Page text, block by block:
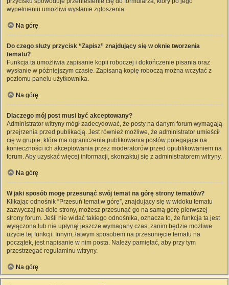
wypełnieniu umożliwi wysłanie zgłoszenia.
Na górę
Do czego służy przycisk “Zapisz” znajdujący się w oknie tworzenia
tematu?
Funkcja ta umożliwia zapisanie kopii roboczej i dokończenie pisania oraz
wysłanie w późniejszym czasie. Zapisaną kopię roboczą można wczytać z
poziomu panelu użytkownika.
Na górę
Dlaczego mój post musi być akceptowany?
Administrator witryny mógł zadecydować, że posty na danym forum wymagają
przejrzenia przed publikacją. Jest również możliwe, że administrator umieścił
cię w grupie, która ma ograniczenia publikowania postów polegające na
konieczności ich akceptowania przez moderatorów przed opublikowaniem na
forum. Aby uzyskać więcej informacji, skontaktuj się z administratorem witryny.
Na górę
W jaki sposób mogę przesunąć swój temat na górę strony tematów?
Klikając odnośnik “Przesuń temat w górę”, znajdujący się w widoku tematu
zazwyczaj na dole strony, możesz przesunąć go na samą górę pierwszej
strony forum. Jeśli nie widać takiego odnośnika, oznacza to, że funkcja ta jest
wyłączona lub nie upłynął jeszcze wymagany czas, zanim będzie możliwe
użycie tej funkcji. Innym, łatwym sposobem na przesunięcie tematu na
początek, jest napisanie w nim posta. Należy pamiętać, aby przy tym
przestrzegać regulaminu witryny.
Na górę